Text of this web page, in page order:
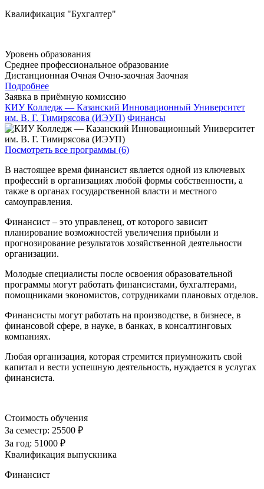
Квалификация "Бухгалтер"
Уровень образования
Среднее профессиональное образование
Дистанционная Очная Очно-заочная Заочная
Подробнее
Заявка в приёмную комиссию
КИУ Колледж — Казанский Инновационный Университет
им. В. Г. Тимирясова (ИЭУП) Финансы
Посмотреть все программы (6)
В настоящее время финансист является одной из ключевых
профессий в организациях любой формы собственности, а
также в органах государственной власти и местного
самоуправления.
Финансист – это управленец, от которого зависит
планирование возможностей увеличения прибыли и
прогнозирование результатов хозяйственной деятельности
организации.
Молодые специалисты после освоения образовательной
программы могут работать финансистами, бухгалтерами,
помощниками экономистов, сотрудниками плановых отделов.
Финансисты могут работать на производстве, в бизнесе, в
финансовой сфере, в науке, в банках, в консалтинговых
компаниях.
Любая организация, которая стремится приумножить свой
капитал и вести успешную деятельность, нуждается в услугах
финансиста.
Стоимость обучения
За семестр: 25500 ₽
За год: 51000 ₽
Квалификация выпускника
Финансист